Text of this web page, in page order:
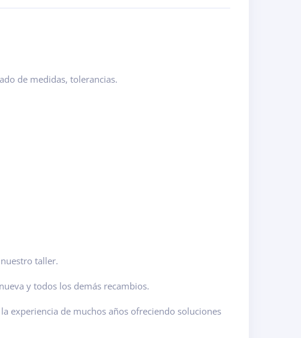
de medidas, tolerancias.
taller.
y todos los demás recambios.
experiencia de muchos años ofreciendo soluciones